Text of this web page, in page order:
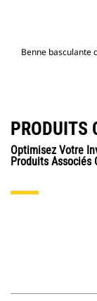
Benne basculante
PRODUITS
Optimisez Votre
Produits Associés